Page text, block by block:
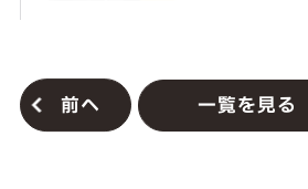
前へ 一覧を見る